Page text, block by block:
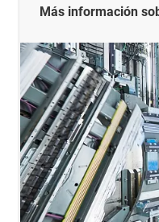
Más información